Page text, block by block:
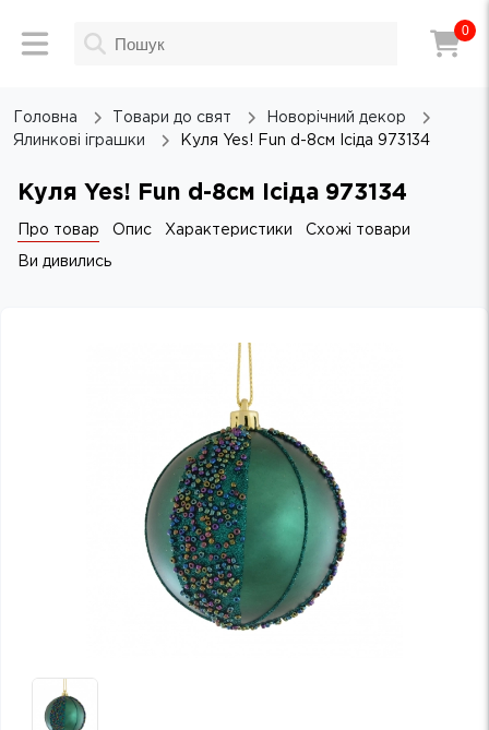
0
Головна Товари до свят
Новорічний декор
Ялинкові іграшки
Куля Yes! Fun d-8см Ісіда 973134
Куля Yes! Fun d-8см Ісіда 973134
Про товар Опис Характеристики Схожі товари
Ви дивились